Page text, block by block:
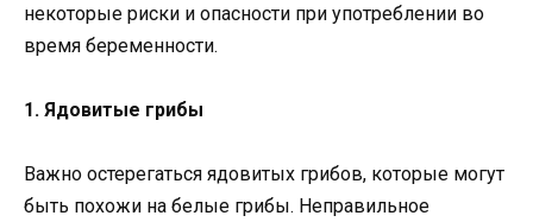
некоторые риски и опасности при употреблении во
время беременности.
1. Ядовитые грибы
Важно остерегаться ядовитых грибов, которые могут
быть похожи на белые грибы. Неправильное